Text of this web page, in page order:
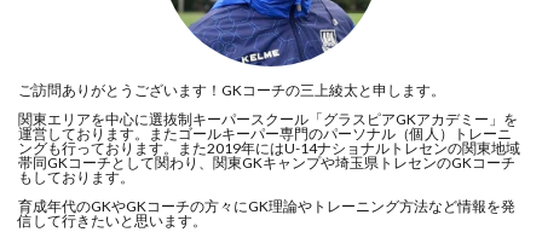
ご訪問ありがとうございます！GKコーチの三上綾太と申します。
関東エリアを中心に選抜制キーパースクール「グラスピアGKアカデミー」を
運営しております。またゴールキーパー専門のパーソナル（個人）トレーニ
ングも行っております。また2019年にはU-14ナショナルトレセンの関東地域
帯同GKコーチとして関わり、関東GKキャンプや埼玉県トレセンのGKコーチ
もしております。
育成年代のGKやGKコーチの方々にGK理論やトレーニング方法など情報を発
信して行きたいと思います。
喜び 基本 基本技術
変わる 変化
大宮アルディージャ
大宮アルディージャユース
大谷幸輝
失敗 失敗は成功の元
失点を減らす
子ども
完璧主義者 専門性
小6
小学4年生
小学6年生 小学生
小学生GK